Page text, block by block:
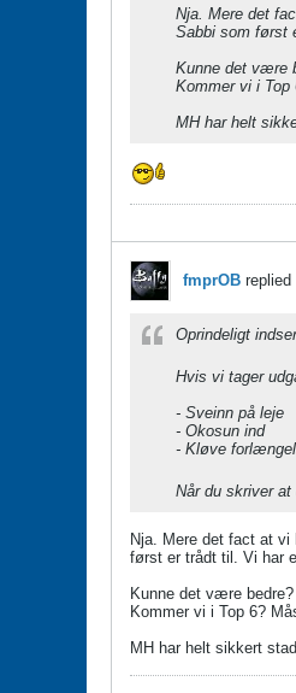
Nja. Mere det
Sabbi som først
Kunne det være
Kommer vi i
MH har helt
fmprOB replied
Oprindeligt
Hvis vi tager
- Sveinn på leje
- Okosun ind
- Kløve
Når du skriver
Nja. Mere det fact at
først er trådt til. Vi har
Kunne det være
Kommer vi i Top 6?
MH har helt sikkert